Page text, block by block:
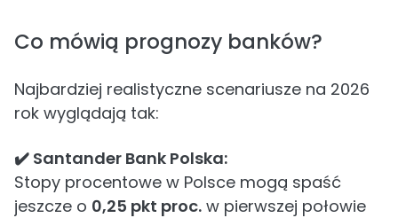
Co mówią prognozy banków?
Najbardziej realistyczne scenariusze na 2026
rok wyglądają tak:
✔️ Santander Bank Polska:
Stopy procentowe w Polsce mogą spaść
jeszcze o 0,25 pkt proc. w pierwszej połowie